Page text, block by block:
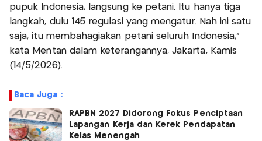
pupuk Indonesia, langsung ke petani. Itu hanya tiga
langkah, dulu 145 regulasi yang mengatur. Nah ini satu
saja, itu membahagiakan petani seluruh Indonesia,”
kata Mentan dalam keterangannya, Jakarta, Kamis
(14/5/2026).
Baca Juga :
RAPBN 2027 Didorong Fokus Penciptaan
Lapangan Kerja dan Kerek Pendapatan
Kelas Menengah